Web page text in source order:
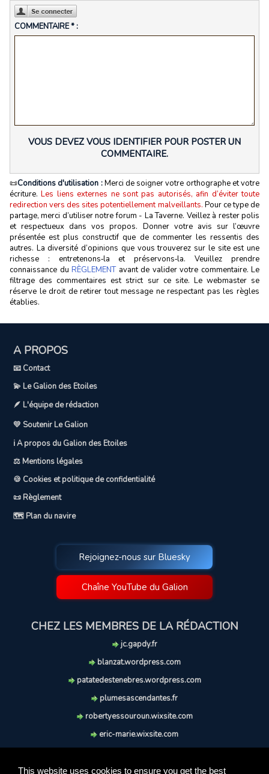
This website uses cookies to ensure you get the best
COMMENTAIRE * :
VOUS DEVEZ VOUS IDENTIFIER POUR POSTER UN
COMMENTAIRE.
📜Conditions d'utilisation :Merci de soigner votre orthographe et votre
écriture.Les liens externes ne sont pas autorisés, afin d’éviter toute
redirection vers des sites potentiellement malveillants. Pour ce type de
partage, merci d’utiliser notre forum - La Taverne. Veillez à rester polis
et respectueux dans vos propos. Donner votre avis sur l’œuvre
présentée est plus constructif que de commenter les ressentis des
autres. La diversité d’opinions que vous trouverez sur le site est une
richesse : entretenons‑la et préservons‑la. Veuillez prendre
connaissance du RÈGLEMENTavant de valider votre commentaire. Le
filtrage des commentaires est strict sur ce site. Le webmaster se
réserve le droit de retirer tout message ne respectant pas les règles
établies.
A PROPOS
📧 Contact
💫 Le Galion des Etoiles
🪶 L'équipe de rédaction
💛 Soutenir Le Galion
ℹ️ A propos du Galion des Etoiles
⚖️ Mentions légales
🍪 Cookies et politique de confidentialité
📜 Règlement
🗺️ Plan du navire
Rejoignez-nous sur Bluesky
Chaîne YouTube du Galion
CHEZ LES MEMBRES DE LA RÉDACTION
jc.gapdy.fr
blanzat.wordpress.com
patatedestenebres.wordpress.com
plumesascendantes.fr
robertyessouroun.wixsite.com
eric-marie.wixsite.com
soufflereve.blogspot.com